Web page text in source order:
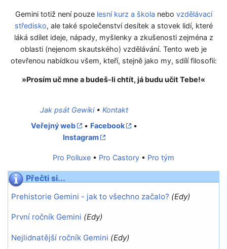
Gemini totiž není pouze lesní kurz a škola nebo vzdělávací
středisko, ale také společenství desítek a stovek lidí, které
láká sdílet ideje, nápady, myšlenky a zkušenosti zejména z
oblasti (nejenom skautského) vzdělávání. Tento web je
otevřenou nabídkou všem, kteří, stejně jako my, sdílí filosofii:
»Prosím uč mne a budeš-li chtít, já budu učit Tebe!«
Jak psát Gewiki•Kontakt
Veřejný web
• Facebook
•
Instagram
Pro Polluxe • Pro Castory • Pro tým
Přečti si...
Prehistorie Gemini - jak to všechno začalo? (Edy)
První ročník Gemini (Edy)
Nejlidnatější ročník Gemini (Edy)